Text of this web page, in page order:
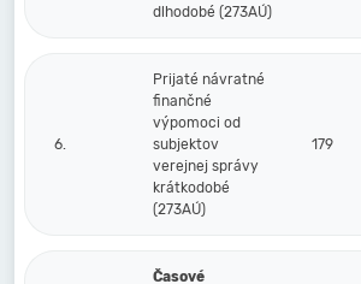
dlhodobé (273AÚ)
6.
Prijaté návratné
finančné
výpomoci od
subjektov
verejnej správy
krátkodobé
(273AÚ)
179
Časové